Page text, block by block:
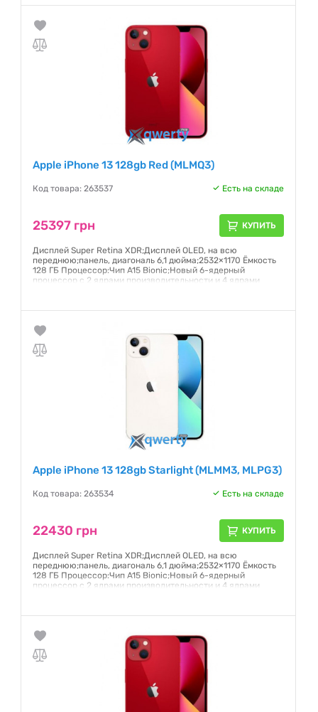
Гарантия:6 месяцев
Apple iPhone 13 128gb Red (MLMQ3)
Код товара: 263537 Есть на складе
25397 грн КУПИТЬ
Дисплей Super Retina XDR;Дисплей OLED, на всю
переднюю;панель, диагональ 6,1 дюйма;2532×1170 Ёмкость
128 ГБ Процессор:Чип A15 Bionic;Новый 6-ядерный
процессор с 2 ядрами производительности и 4 ядрами
Гарантия:6 месяцев
Apple iPhone 13 128gb Starlight (MLMM3, MLPG3)
Код товара: 263534 Есть на складе
22430 грн КУПИТЬ
Дисплей Super Retina XDR;Дисплей OLED, на всю
переднюю;панель, диагональ 6,1 дюйма;2532×1170 Ёмкость
128 ГБ Процессор:Чип A15 Bionic;Новый 6-ядерный
процессор с 2 ядрами производительности и 4 ядрами
Гарантия:6 месяцев